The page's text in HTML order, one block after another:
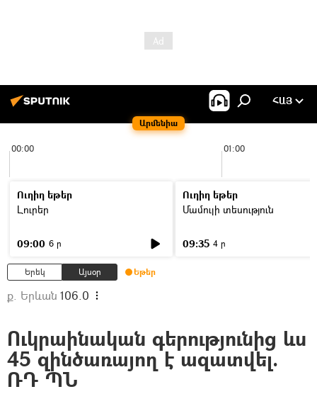
Արմենիա
ՀԱՅ
00:00 01:00
Ուղիղ եթեր
Լուրեր
09:00 6 ր
Ուղիղ եթեր
Մամուլի տեսություն
09:35 4 ր
Երեկ Այսօր Եթեր
ք. Երևան 106.0
Ուկրաինական գերությունից ևս
45 զինծառայող է ազատվել.
ՌԴ ՊՆ